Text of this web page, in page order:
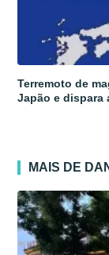
Terremoto de
Japão e dispara
MAIS DE